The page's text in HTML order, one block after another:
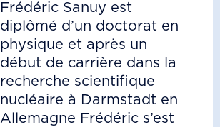
Frédéric Sanuy est
diplômé d’un doctorat en
physique et après un
début de carrière dans la
recherche scientifique
nucléaire à Darmstadt en
Allemagne Frédéric s’est